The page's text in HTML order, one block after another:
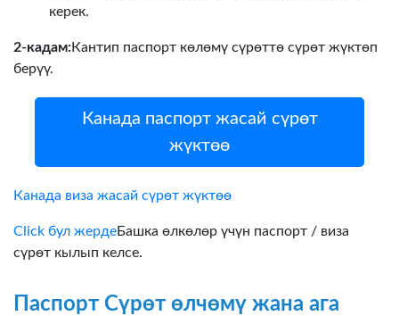
керек.
2-кадам:Кантип паспорт көлөмү сүрөттө сүрөт жүктөп
берүү.
Канада паспорт жасай сүрөт
жүктөө
Канада виза жасай сүрөт жүктөө
Click бул жердеБашка өлкөлөр үчүн паспорт / виза
сүрөт кылып келсе.
Паспорт Сүрөт өлчөмү жана ага